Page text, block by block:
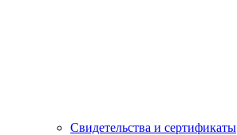
Свидетельства и сертификаты